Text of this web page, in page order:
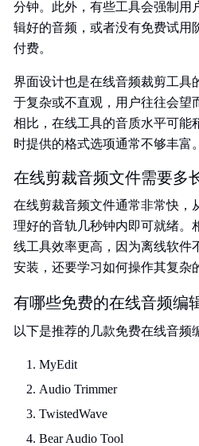
分钟。此外，有些工具会强制用
辑好的音频，或者没有免费试用
付费。
界面设计也是在线音频裁剪工具
于复杂或不直观，用户往往会望
相比，在线工具的音质水平可能
时提供的格式选项通常不够丰富。
在线剪裁音频文件需要多
在线剪裁音频文件通常非常快，
理好的音轨几秒钟内即可就绪。
线工具效率更高，因为离线软件
安装，还要学习如何操作其复杂
有哪些免费的在线音频编
以下是推荐的几款免费在线音频
MyEdit
Audio Trimmer
TwistedWave
Bear Audio Tool